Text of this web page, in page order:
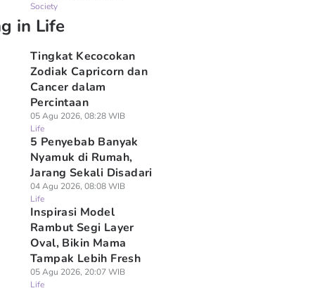
Society
in Life
Tingkat Kecocokan
Zodiak Capricorn dan
Cancer dalam
Percintaan
05 Agu 2026, 08:28 WIB
Life
5 Penyebab Banyak
Nyamuk di Rumah,
Jarang Sekali Disadari
04 Agu 2026, 08:08 WIB
Life
Inspirasi Model
Rambut Segi Layer
Oval, Bikin Mama
Tampak Lebih Fresh
05 Agu 2026, 20:07 WIB
Life